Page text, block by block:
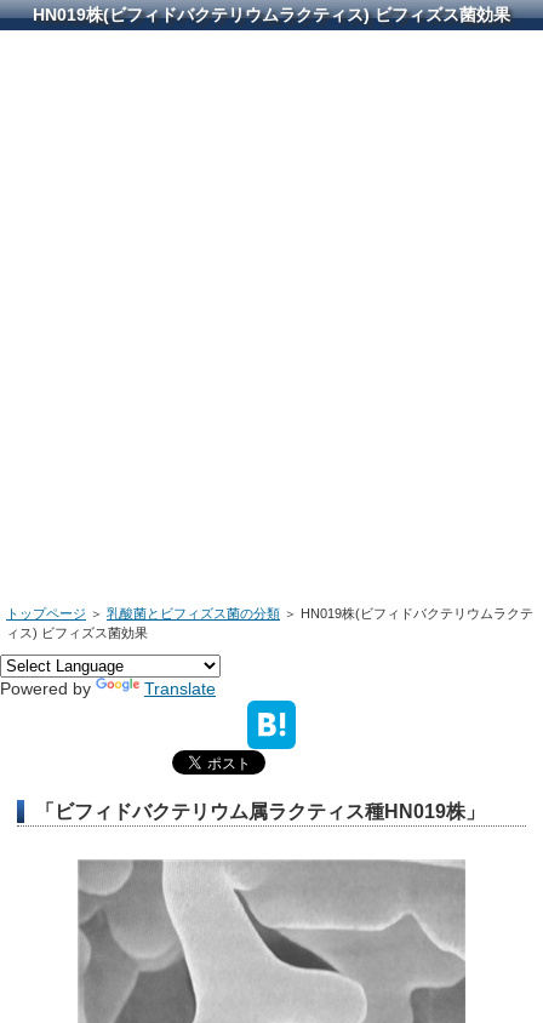
HN019株(ビフィドバクテリウムラクティス) ビフィズス菌効果
トップページ ＞ 乳酸菌とビフィズス菌の分類 ＞ HN019株(ビフィドバクテリウムラクテ
ィス) ビフィズス菌効果
Powered by Translate
「ビフィドバクテリウム属ラクティス種HN019株」